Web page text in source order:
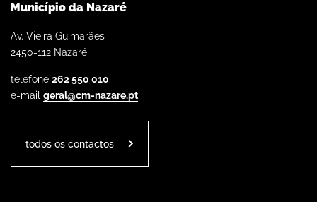
Município da Nazaré
Av. Vieira Guimarães
2450-112 Nazaré
telefone 262 550 010
e-mail geral@cm-nazare.pt
todos os contactos